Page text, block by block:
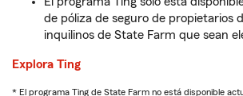
de póliza de seguro de propietarios
inquilinos de State Farm que sean
Explora Ting
* El programa Ting de State Farm no está disponible